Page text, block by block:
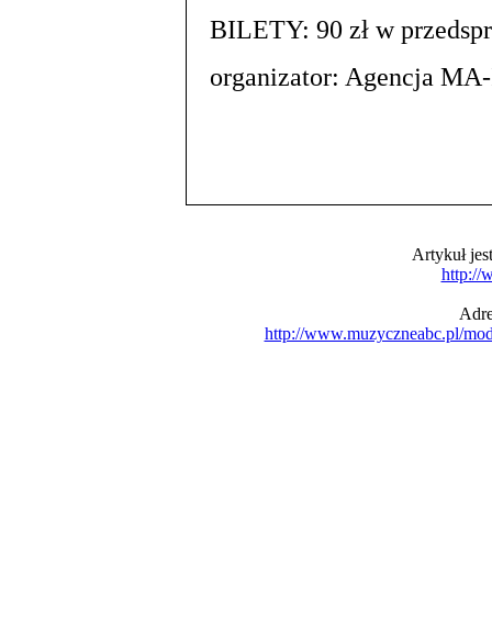
BILETY: 90 zł w
organizator: Agencja
Artykuł
http://
http://www.muzyczneabc.pl/